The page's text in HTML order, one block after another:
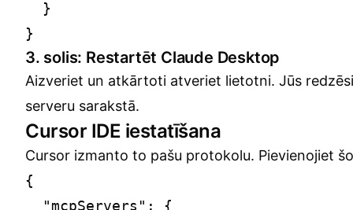
  }
3. solis: Restartēt Claude Desktop
Aizveriet un atkārtoti atveriet lietotni. Jūs
serveru sarakstā.
Cursor IDE iestatīšana
Cursor izmanto to pašu protokolu. Pievienojiet
{
  "mcpServers": {